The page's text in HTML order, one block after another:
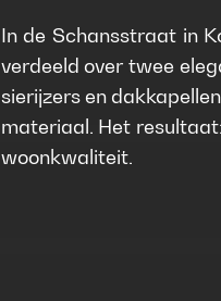
In de Schansstraat in
verdeeld over twee
sierijzers en
materiaal. Het
woonkwaliteit.